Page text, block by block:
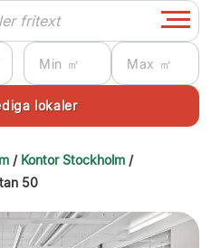
/ Kontor Stockholm /
50